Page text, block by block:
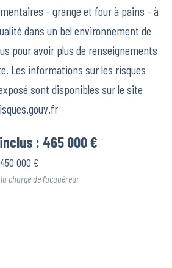
- grange et four à pains - à
dans un bel environnement de
pour avoir plus de renseignements
Les informations sur les risques
sont disponibles sur le site
: 465 000 €
000 €
charge de l’acquéreur